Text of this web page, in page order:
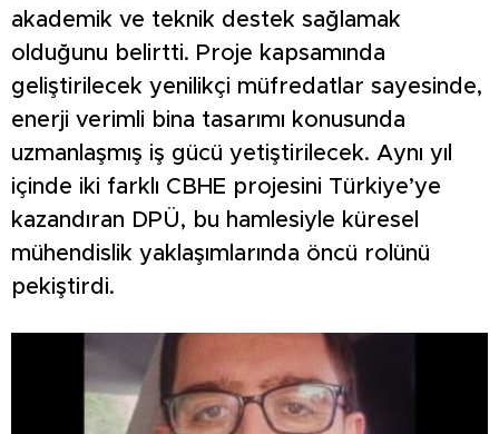
akademik ve teknik destek sağlamak
olduğunu belirtti. Proje kapsamında
geliştirilecek yenilikçi müfredatlar sayesinde,
enerji verimli bina tasarımı konusunda
uzmanlaşmış iş gücü yetiştirilecek. Aynı yıl
içinde iki farklı CBHE projesini Türkiye’ye
kazandıran DPÜ, bu hamlesiyle küresel
mühendislik yaklaşımlarında öncü rolünü
pekiştirdi.